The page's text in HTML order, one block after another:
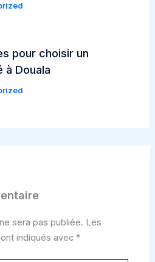
pour choisir un
Douala
sera pas publiée. Les
indiqués avec*